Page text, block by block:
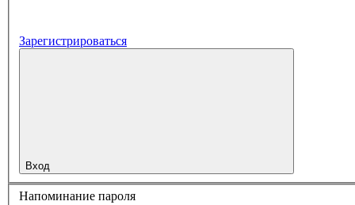
Зарегистрироваться
Вход
Напоминание пароля